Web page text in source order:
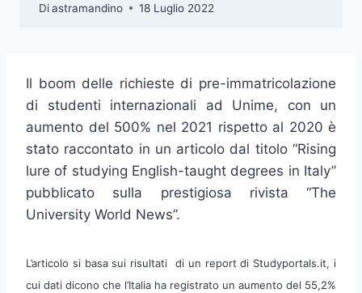
Diastramandino 18 Luglio 2022
Il boom delle richieste di pre-immatricolazione
di studenti internazionali ad Unime, con un
aumento del 500% nel 2021 rispetto al 2020 è
stato raccontato in un articolo dal titolo “Rising
lure of studying English-taught degrees in Italy”
pubblicato sulla prestigiosa rivista “The
University World News”.
L’articolo si basa sui risultati di un report di Studyportals.it, i
cui dati dicono che l’Italia ha registrato un aumento del 55,2%